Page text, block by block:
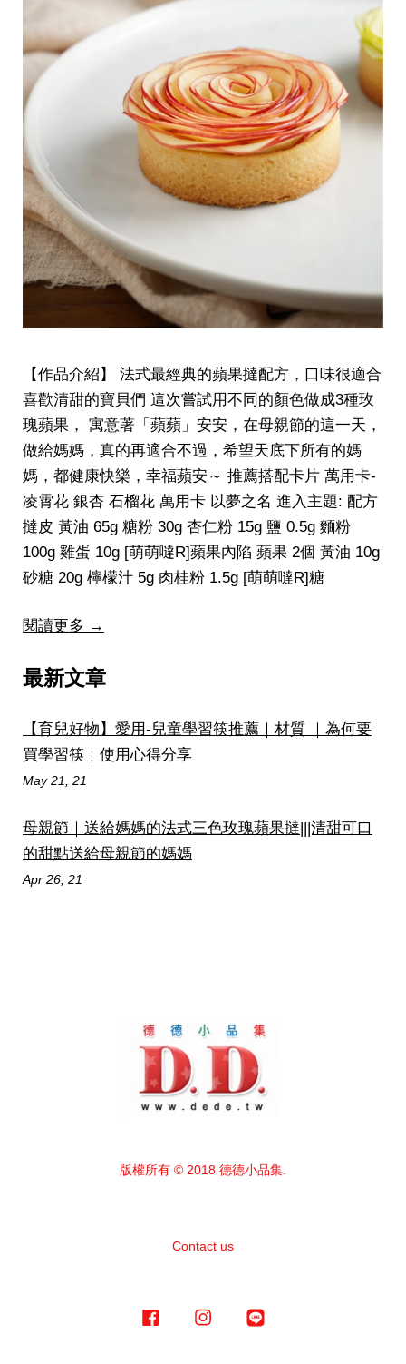
【作品介紹】 法式最經典的蘋果撻配方，口味很適合
喜歡清甜的寶貝們 這次嘗試用不同的顏色做成3種玫
瑰蘋果， 寓意著「蘋蘋」安安，在母親節的這一天，
做給媽媽，真的再適合不過，希望天底下所有的媽
媽，都健康快樂，幸福蘋安～ 推薦搭配卡片 萬用卡-
凌霄花 銀杏 石榴花 萬用卡 以夢之名 進入主題: 配方
撻皮 黃油 65g 糖粉 30g 杏仁粉 15g 鹽 0.5g 麵粉
100g 雞蛋 10g [萌萌噠R]蘋果內陷 蘋果 2個 黃油 10g
砂糖 20g 檸檬汁 5g 肉桂粉 1.5g [萌萌噠R]糖
閱讀更多 →
最新文章
【育兒好物】愛用-兒童學習筷推薦｜材質 ｜為何要
買學習筷｜使用心得分享
May 21, 21
母親節｜送給媽媽的法式三色玫瑰蘋果撻|||清甜可口
的甜點送給母親節的媽媽
Apr 26, 21
版權所有 © 2018 德德小品集.
Contact us
Facebook Instagram